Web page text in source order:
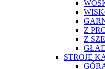
Z
Z
STROJE